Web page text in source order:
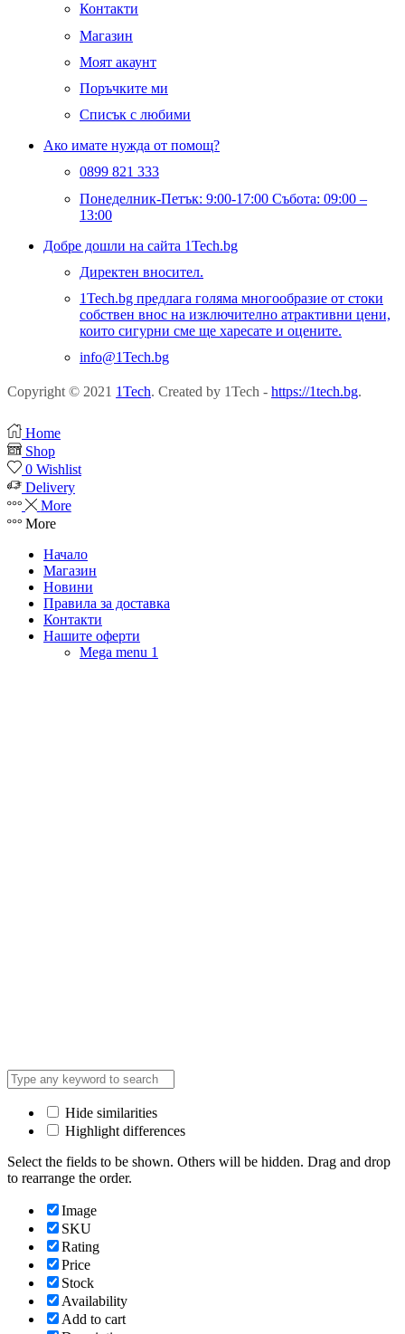
Контакти
Магазин
Моят акаунт
Поръчките ми
Списък с любими
Ако имате нужда от помощ?
0899 821 333
Понеделник-Петък: 9:00-17:00 Събота: 09:00 –
13:00
Добре дошли на сайта 1Tech.bg
Директен вносител.
1Tech.bg предлага голяма многообразие от стоки
собствен внос на изключително атрактивни цени,
които сигурни сме ще харесате и оцените.
info@1Tech.bg
Copyright © 2021 1Tech. Created by 1Tech - https://1tech.bg.
Home
Shop
0 Wishlist
Delivery
More
More
Начало
Магазин
Новини
Правила за доставка
Контакти
Нашите оферти
Mega menu 1
Hide similarities
Highlight differences
Select the fields to be shown. Others will be hidden. Drag and drop
to rearrange the order.
Image
SKU
Rating
Price
Stock
Availability
Add to cart